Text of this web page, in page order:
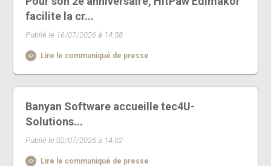
facilite la cr...
Publié le 16/07/2026 à 14:58
Lire le communiqué de presse
Banyan Software accueille tec4U-
Solutions...
Publié le 02/07/2026 à 14:02
Lire le communiqué de presse